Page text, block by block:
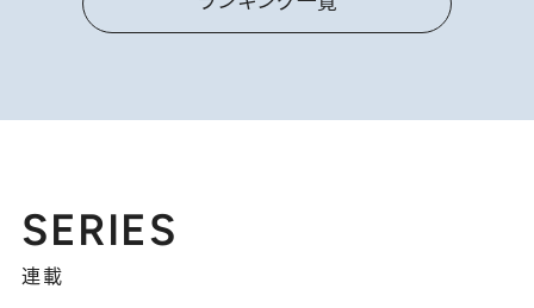
SERIES
連載